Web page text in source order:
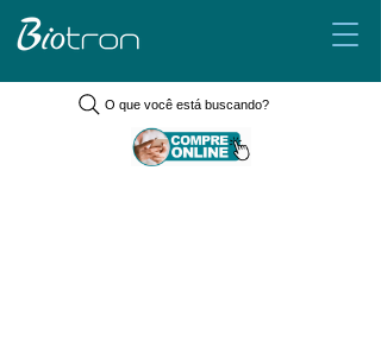
O que você está buscando?